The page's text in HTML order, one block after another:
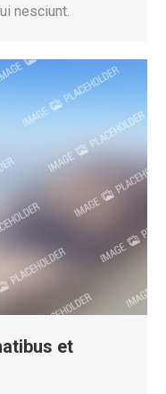
nesciunt.
et